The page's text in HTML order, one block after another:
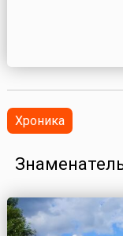
Хроника